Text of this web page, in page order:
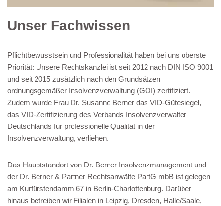
Unser Fachwissen
Pflichtbewusstsein und Professionalität haben bei uns oberste
Priorität: Unsere Rechtskanzlei ist seit 2012 nach DIN ISO 9001
und seit 2015 zusätzlich nach den Grundsätzen
ordnungsgemäßer Insolvenzverwaltung (GOI) zertifiziert.
Zudem wurde Frau Dr. Susanne Berner das VID-Gütesiegel,
das VID-Zertifizierung des Verbands Insolvenzverwalter
Deutschlands für professionelle Qualität in der
Insolvenzverwaltung, verliehen.
Das Hauptstandort von Dr. Berner Insolvenzmanagement und
der Dr. Berner & Partner Rechtsanwälte PartG mbB ist gelegen
am Kurfürstendamm 67 in Berlin-Charlottenburg. Darüber
hinaus betreiben wir Filialen in Leipzig, Dresden, Halle/Saale,